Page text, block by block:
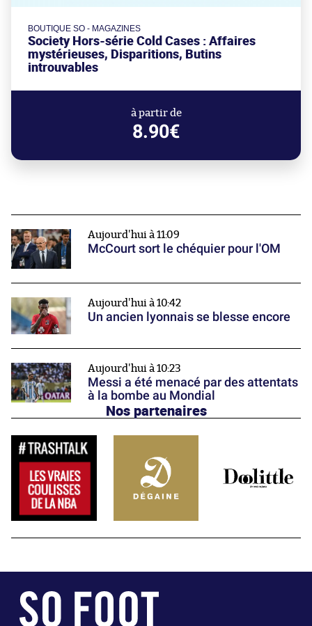
BOUTIQUE SO - MAGAZINES
Society Hors-série Cold Cases : Affaires
mystérieuses, Disparitions, Butins
introuvables
à partir de
8.90€
Aujourd'hui à 11:09
McCourt sort le chéquier pour l'OM
Aujourd'hui à 10:42
Un ancien lyonnais se blesse encore
Aujourd'hui à 10:23
Messi a été menacé par des attentats
à la bombe au Mondial
Nos partenaires